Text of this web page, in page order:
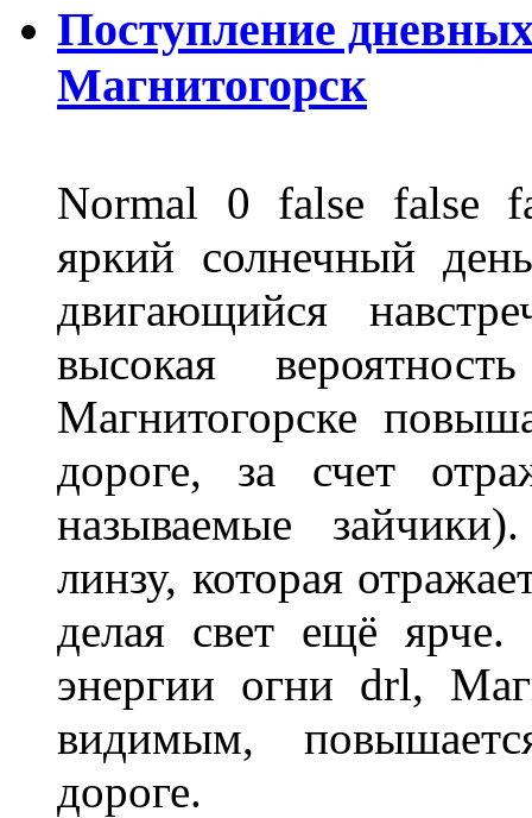
Поступление
Магнитогорск
Normal 0 false false
яркий солнечный
двигающийся
высокая
Магнитогорске
дороге, за счет
называемые
линзу, которая
делая свет ещё
энергии огни drl,
видимым,
дороге.